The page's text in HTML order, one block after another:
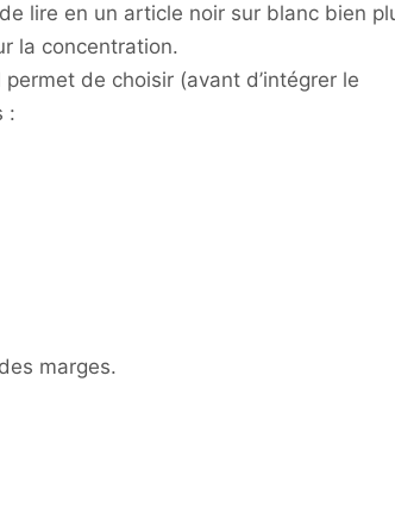
lire en un article noir sur blanc bien
la concentration.
de choisir (avant d’intégrer le
:
marges.